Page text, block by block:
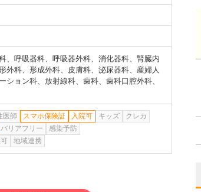
、 呼吸器科、 呼吸器外科、 消化器科、 腎臓内
外科、 形成外科、 皮膚科、 泌尿器科、 産婦人
ション科、 放射線科、 歯科、 歯科口腔外科、
医師 スマホ保険証 入院可 キッズ
クレカ
バリアフリー
感染予防
地域連携